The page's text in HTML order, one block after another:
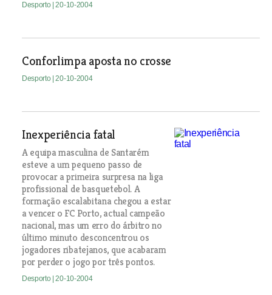
Desporto | 20-10-2004
Conforlimpa aposta no crosse
Desporto | 20-10-2004
Inexperiência fatal
A equipa masculina de Santarém
esteve a um pequeno passo de
provocar a primeira surpresa na liga
profissional de basquetebol. A
formação escalabitana chegou a estar
a vencer o FC Porto, actual campeão
nacional, mas um erro do árbitro no
último minuto desconcentrou os
jogadores ribatejanos, que acabaram
por perder o jogo por três pontos.
Desporto | 20-10-2004